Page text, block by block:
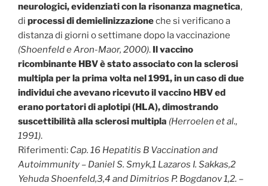
neurologici, evidenziati con la risonanza magnetica,
di processi di demielinizzazioneche si verificano a
distanza di giorni o settimane dopo la vaccinazione
(Shoenfeld e Aron-Maor, 2000). Il vaccino
ricombinante HBV è stato associato con la sclerosi
multipla per la prima volta nel 1991, in un caso di due
individui che avevano ricevuto il vaccino HBV ed
erano portatori di aplotipi (HLA), dimostrando
suscettibilità alla sclerosi multipla (Herroelen et al.,
1991).
Riferimenti: Cap. 16 Hepatitis B Vaccination and
Autoimmunity – Daniel S. Smyk,1 Lazaros I. Sakkas,2
Yehuda Shoenfeld,3,4 and Dimitrios P. Bogdanov 1,2. –